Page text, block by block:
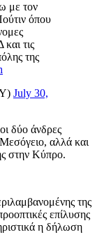
με τον
όπου
τις
της
July 30,
δύο άνδρες
αλλά και
στην Κύπρο.
της
επίλυσης
η δήλωση